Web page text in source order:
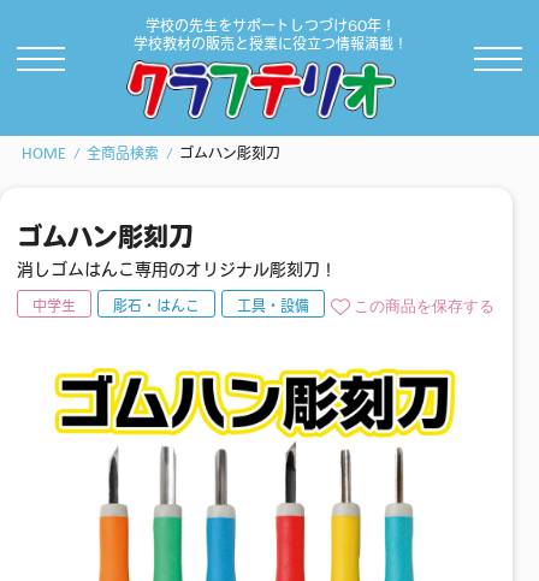
学校の先生をサポートしつづけ60年！
学校教材の販売と授業に役立つ情報満載！
HOME 全商品検索 ゴムハン彫刻刀
ゴムハン彫刻刀
消しゴムはんこ専用のオリジナル彫刻刀！
中学生 彫石・はんこ 工具・設備 この商品を保存する